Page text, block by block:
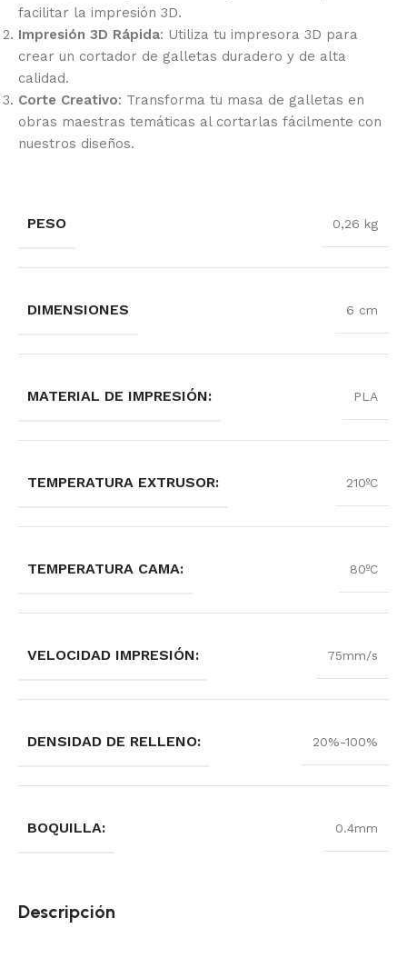
facilitar la impresión 3D.
Impresión 3D Rápida: Utiliza tu impresora 3D para
crear un cortador de galletas duradero y de alta
calidad.
Corte Creativo: Transforma tu masa de galletas en
obras maestras temáticas al cortarlas fácilmente con
nuestros diseños.
PESO 0,26 kg
DIMENSIONES 6 cm
MATERIAL DE IMPRESIÓN: PLA
TEMPERATURA EXTRUSOR: 210ºC
TEMPERATURA CAMA: 80ºC
VELOCIDAD IMPRESIÓN: 75mm/s
DENSIDAD DE RELLENO: 20%-100%
BOQUILLA: 0.4mm
Descripción